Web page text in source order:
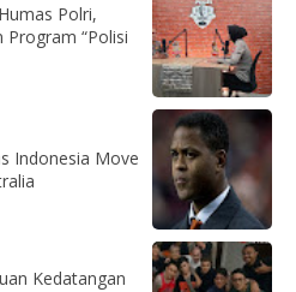
Polri,
Program “Polisi
Indonesia Move
Kedatangan